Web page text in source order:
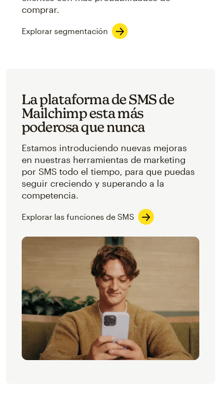
comprar.
Explorar segmentación
La plataforma de SMS de
Mailchimp esta más
poderosa que nunca
Estamos introduciendo nuevas mejoras
en nuestras herramientas de marketing
por SMS todo el tiempo, para que puedas
seguir creciendo y superando a la
competencia.
Explorar las funciones de SMS